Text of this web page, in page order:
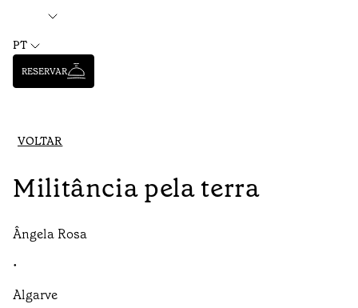
PT
RESERVAR
VOLTAR
Militância pela terra
Ângela Rosa
•
Algarve